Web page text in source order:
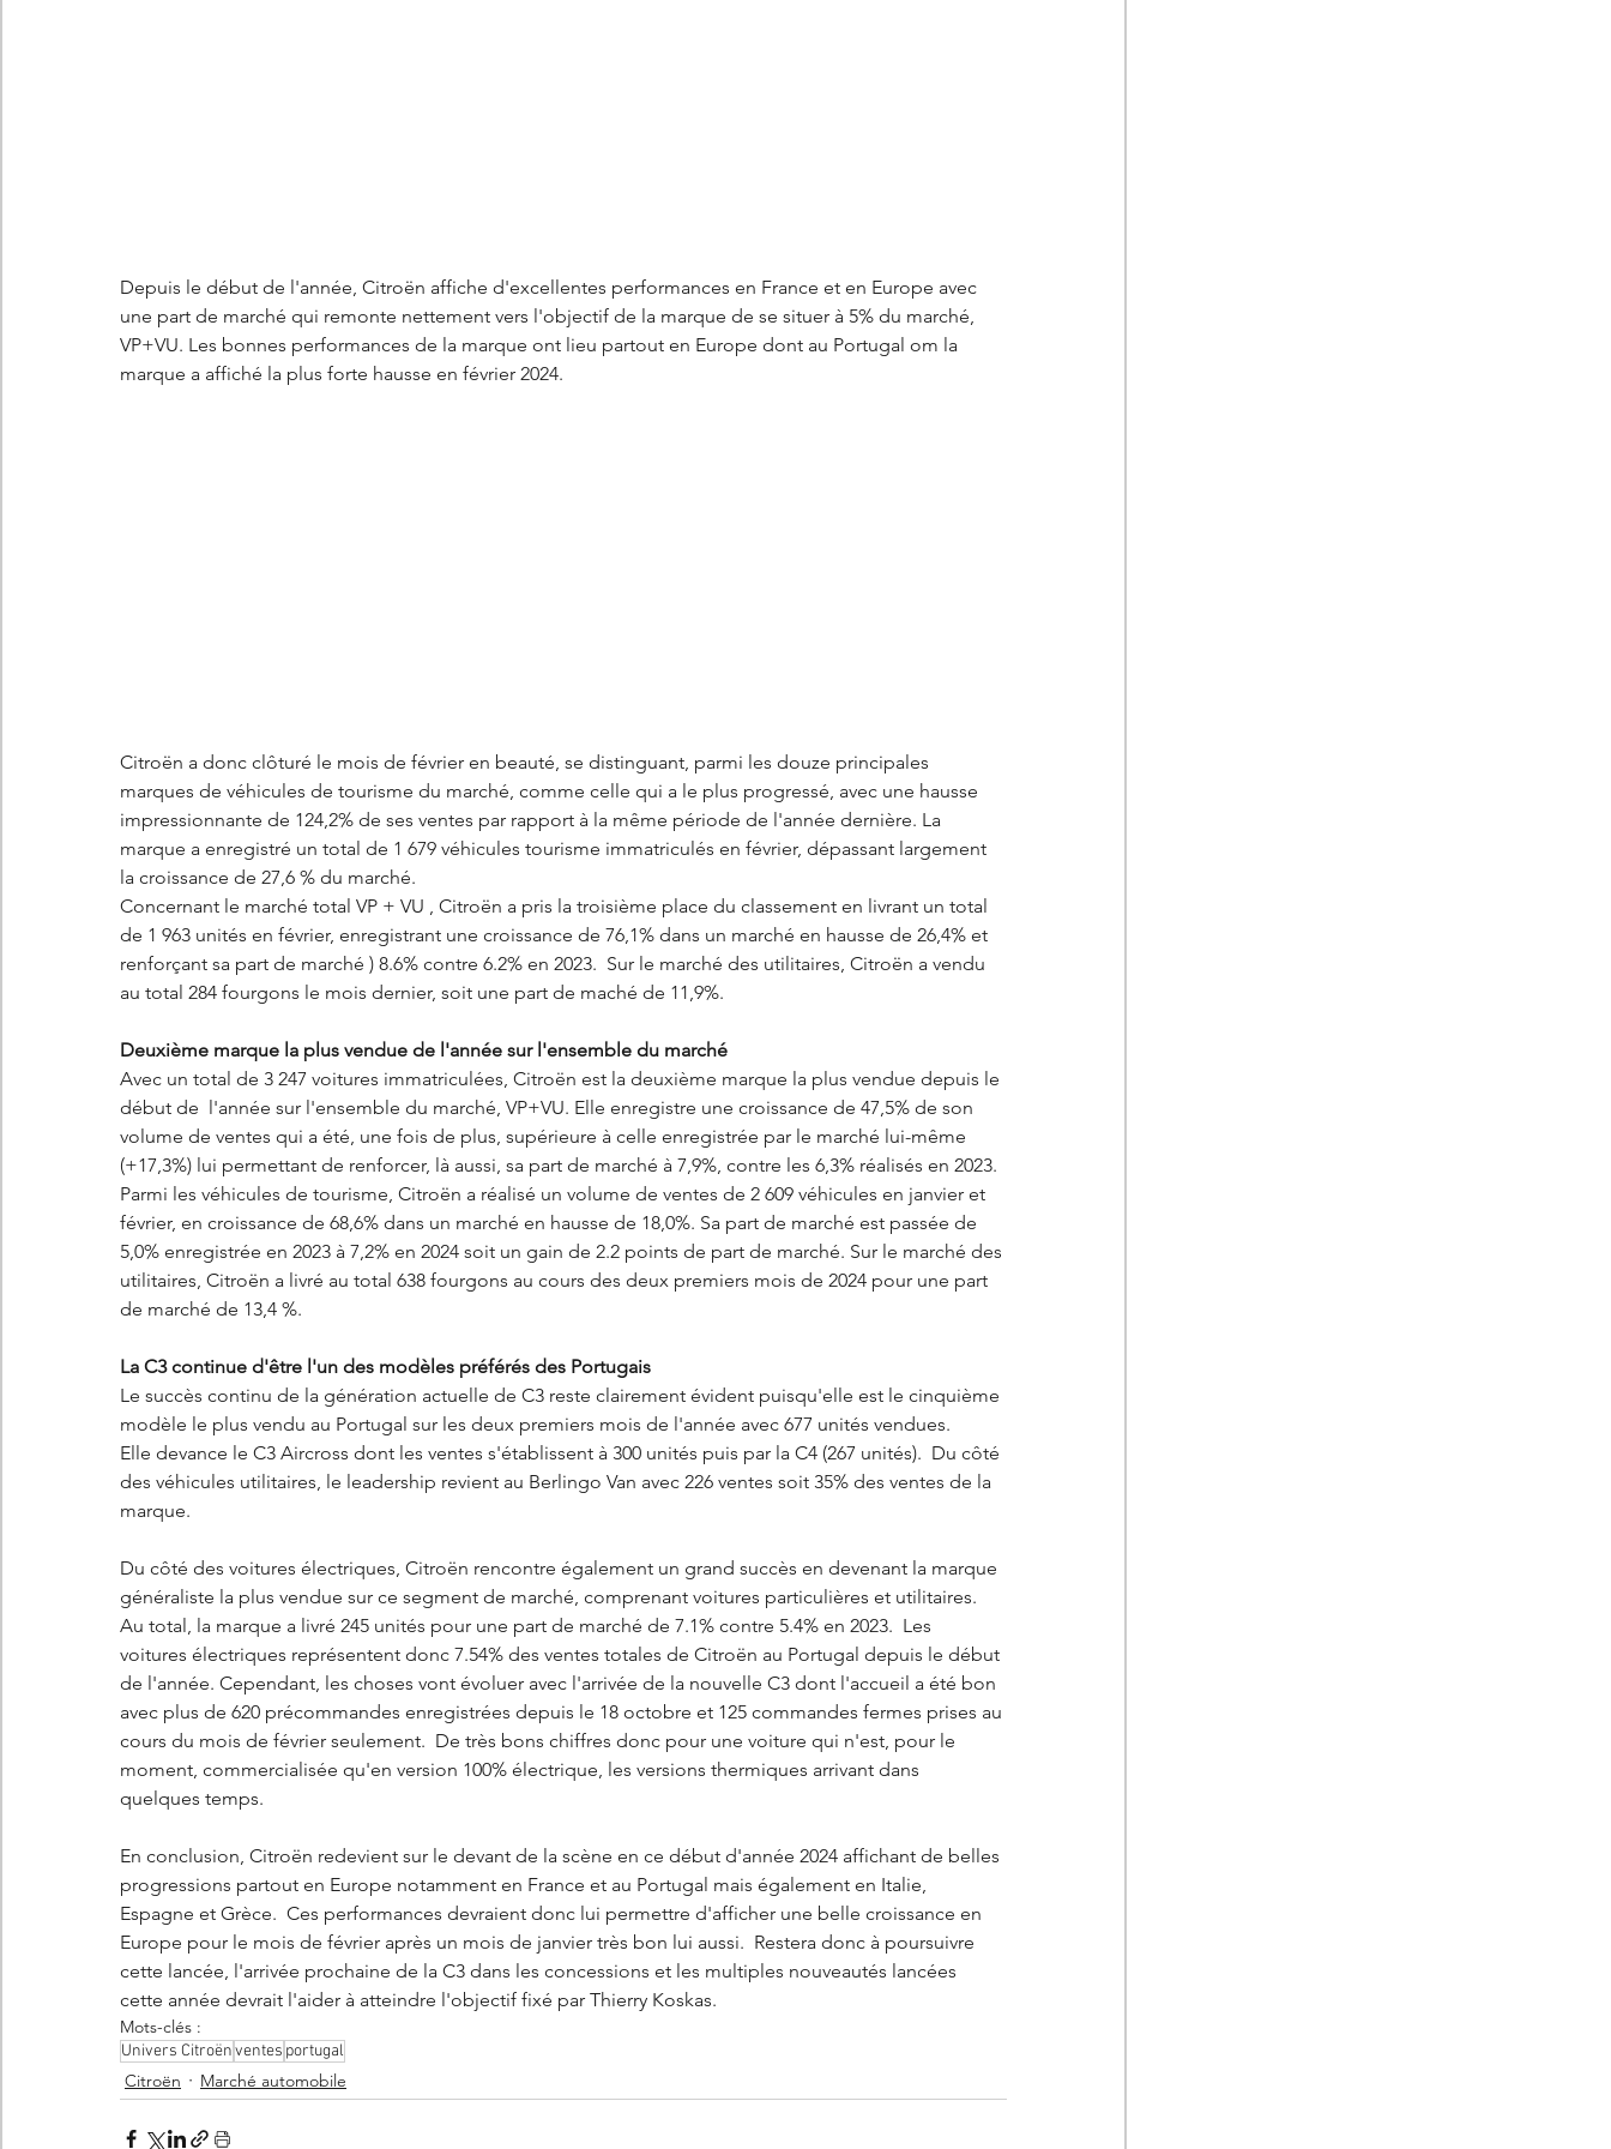
Depuis le début de l'année, Citroën affiche d'excellentes performances en France et en Europe avec
une part de marché qui remonte nettement vers l'objectif de la marque de se situer à 5% du marché,
VP+VU. Les bonnes performances de la marque ont lieu partout en Europe dont au Portugal om la
marque a affiché la plus forte hausse en février 2024.
Citroën a donc clôturé le mois de février en beauté, se distinguant, parmi les douze principales
marques de véhicules de tourisme du marché, comme celle qui a le plus progressé, avec une hausse
impressionnante de 124,2% de ses ventes par rapport à la même période de l'année dernière. La
marque a enregistré un total de 1 679 véhicules tourisme immatriculés en février, dépassant largement
la croissance de 27,6 % du marché.
Concernant le marché total VP + VU , Citroën a pris la troisième place du classement en livrant un total
de 1 963 unités en février, enregistrant une croissance de 76,1% dans un marché en hausse de 26,4% et
renforçant sa part de marché ) 8.6% contre 6.2% en 2023.  Sur le marché des utilitaires, Citroën a vendu
au total 284 fourgons le mois dernier, soit une part de maché de 11,9%.
Deuxième marque la plus vendue de l'année sur l'ensemble du marché
Avec un total de 3 247 voitures immatriculées, Citroën est la deuxième marque la plus vendue depuis le
début de  l'année sur l'ensemble du marché, VP+VU. Elle enregistre une croissance de 47,5% de son
volume de ventes qui a été, une fois de plus, supérieure à celle enregistrée par le marché lui-même
(+17,3%) lui permettant de renforcer, là aussi, sa part de marché à 7,9%, contre les 6,3% réalisés en 2023.
Parmi les véhicules de tourisme, Citroën a réalisé un volume de ventes de 2 609 véhicules en janvier et
février, en croissance de 68,6% dans un marché en hausse de 18,0%. Sa part de marché est passée de
5,0% enregistrée en 2023 à 7,2% en 2024 soit un gain de 2.2 points de part de marché. Sur le marché des
utilitaires, Citroën a livré au total 638 fourgons au cours des deux premiers mois de 2024 pour une part
de marché de 13,4 %.
La C3 continue d'être l'un des modèles préférés des Portugais
Le succès continu de la génération actuelle de C3 reste clairement évident puisqu'elle est le cinquième
modèle le plus vendu au Portugal sur les deux premiers mois de l'année avec 677 unités vendues.
Elle devance le C3 Aircross dont les ventes s'établissent à 300 unités puis par la C4 (267 unités).  Du côté
des véhicules utilitaires, le leadership revient au Berlingo Van avec 226 ventes soit 35% des ventes de la
marque.
Du côté des voitures électriques, Citroën rencontre également un grand succès en devenant la marque
généraliste la plus vendue sur ce segment de marché, comprenant voitures particulières et utilitaires.
Au total, la marque a livré 245 unités pour une part de marché de 7.1% contre 5.4% en 2023.  Les
voitures électriques représentent donc 7.54% des ventes totales de Citroën au Portugal depuis le début
de l'année. Cependant, les choses vont évoluer avec l'arrivée de la nouvelle C3 dont l'accueil a été bon
avec plus de 620 précommandes enregistrées depuis le 18 octobre et 125 commandes fermes prises au
cours du mois de février seulement.  De très bons chiffres donc pour une voiture qui n'est, pour le
moment, commercialisée qu'en version 100% électrique, les versions thermiques arrivant dans
quelques temps.
En conclusion, Citroën redevient sur le devant de la scène en ce début d'année 2024 affichant de belles
progressions partout en Europe notamment en France et au Portugal mais également en Italie,
Espagne et Grèce.  Ces performances devraient donc lui permettre d'afficher une belle croissance en
Europe pour le mois de février après un mois de janvier très bon lui aussi.  Restera donc à poursuivre
cette lancée, l'arrivée prochaine de la C3 dans les concessions et les multiples nouveautés lancées
cette année devrait l'aider à atteindre l'objectif fixé par Thierry Koskas.
Mots-clés :
Univers Citroënventes portugal
Citroën Marché automobile